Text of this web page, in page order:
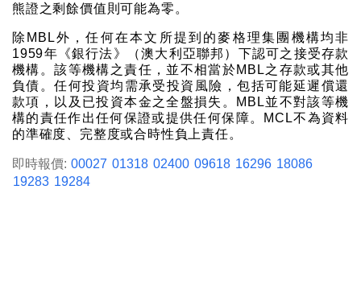
熊證之剩餘價值則可能為零。
除MBL外，任何在本文所提到的麥格理集團機構均非
1959年《銀行法》（澳大利亞聯邦）下認可之接受存款
機構。該等機構之責任，並不相當於MBL之存款或其他
負債。任何投資均需承受投資風險，包括可能延遲償還
款項，以及已投資本金之全盤損失。MBL並不對該等機
構的責任作出任何保證或提供任何保障。MCL不為資料
的準確度、完整度或合時性負上責任。
即時報價: 00027 01318 02400 09618 16296 18086
19283 19284